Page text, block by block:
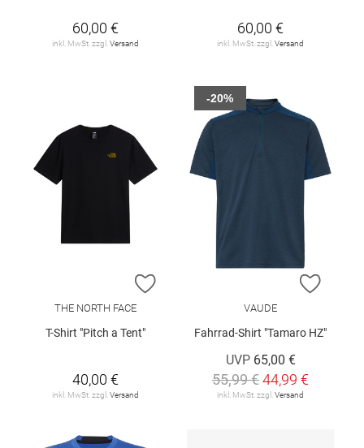
60,00 €
inkl. MwSt. zzgl. Versand
60,00 €
inkl. MwSt. zzgl. Versand
ZUR WUNSCHLISTE HINZUFÜGEN
THE NORTH FACE
T-Shirt "Pitch a Tent"
40,00 €
inkl. MwSt. zzgl. Versand
ZUR
VAUDE
Fahrrad-Shirt "Tamaro HZ"
UVP 65,00 €
55,99 €44,99 €
inkl. MwSt. zzgl. Versand
-20%